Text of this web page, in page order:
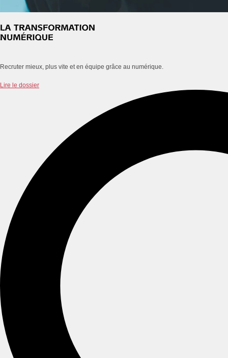
Recruter mieux, plus vite et en équipe grâce au numérique.
Lire le dossier